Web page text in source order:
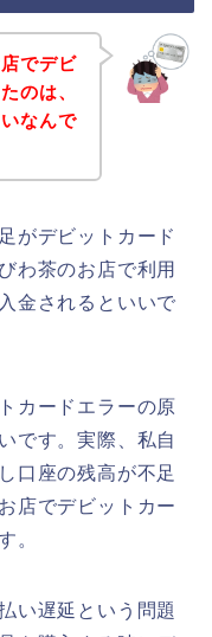
でデビ
のは、
なんで
がデビットカード
わ茶のお店で利用
金されるといいで
カードエラーの原
です。実際、私自
口座の残高が不足
店でデビットカー
。
い遅延という問題